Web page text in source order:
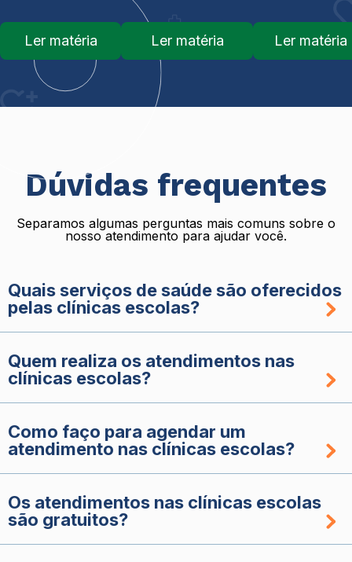
Ler matéria Ler matéria Ler matéria
Dúvidas frequentes
Separamos algumas perguntas mais comuns sobre o
nosso atendimento para ajudar você.
Quais serviços de saúde são oferecidos
pelas clínicas escolas?
Quem realiza os atendimentos nas
clínicas escolas?
Como faço para agendar um
atendimento nas clínicas escolas?
Os atendimentos nas clínicas escolas
são gratuitos?